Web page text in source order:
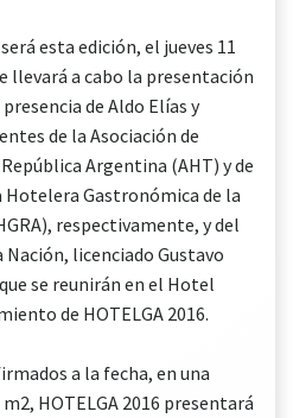
esta edición, el jueves 11
llevará a cabo la presentación
de Aldo Elías y
de la Asociación de
Argentina (AHT) y de
Hotelera Gastronómica de la
respectivamente, y del
licenciado Gustavo
se reunirán en el Hotel
de HOTELGA 2016.
a la fecha, en una
HOTELGA 2016 presentará